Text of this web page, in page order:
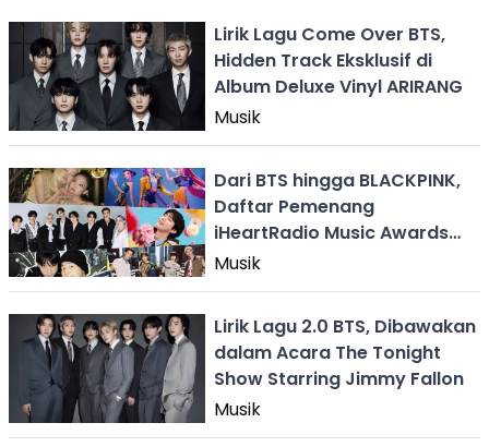
Lirik Lagu Come Over BTS,
Hidden Track Eksklusif di
Album Deluxe Vinyl ARIRANG
Musik
Dari BTS hingga BLACKPINK,
Daftar Pemenang
iHeartRadio Music Awards
2026
Musik
Lirik Lagu 2.0 BTS, Dibawakan
dalam Acara The Tonight
Show Starring Jimmy Fallon
Musik